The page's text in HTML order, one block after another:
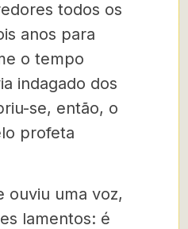
todos os
anos para
o tempo
indagado dos
se, então, o
profeta
ouviu uma voz,
lamentos: é